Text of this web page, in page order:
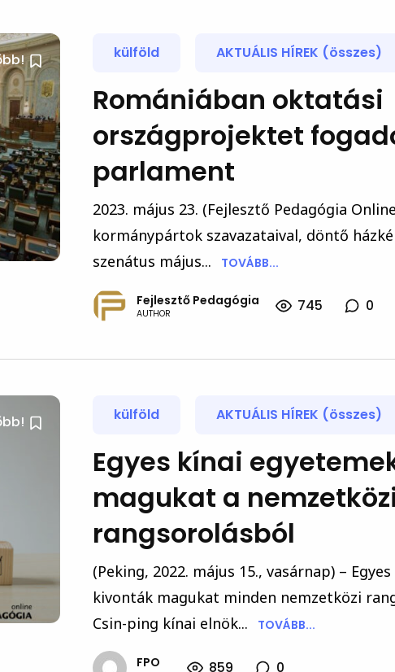
külföld AKTUÁLIS HÍREK (összes)
Romániában oktatási
országprojektet
parlament
2023. május 23. (Fejlesztő Pedagógia
kormánypártok szavazataival, döntő
szenátus május...
TOVÁBB...
Fejlesztő Pedagógia
AUTHOR 745 0
külföld AKTUÁLIS HÍREK (összes)
Egyes kínai
magukat a
rangsorolásból
(Peking, 2022. május 15., vasárnap) –
kivonták magukat minden nemzetközi
Csin-ping kínai elnök...
TOVÁBB...
FPO 859 0